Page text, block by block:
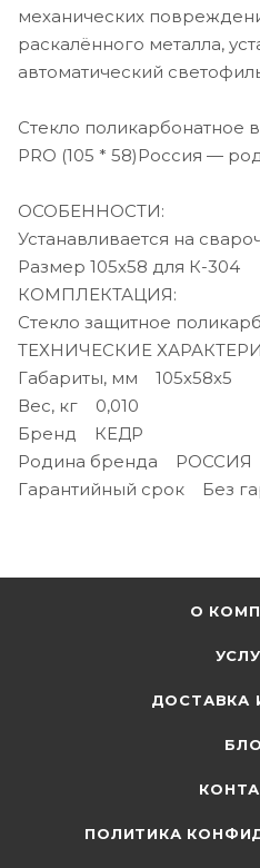
механических
раскалённого металла,
автоматический
Стекло поликарбонатное
PRO (105 * 58)Россия —
ОСОБЕННОСТИ:
Устанавливается на
Размер 105х58 для К-304
КОМПЛЕКТАЦИЯ:
Стекло защитное
ТЕХНИЧЕСКИЕ
Габариты, мм 105х58x5
Вес, кг 0,010
Бренд КЕДР
Родина бренда РОССИЯ
Гарантийный срок Без
О
ДОСТАВКА
ПОЛИТИКА